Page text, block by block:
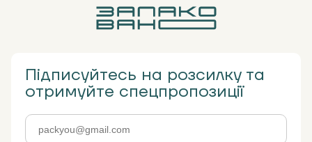
Підписуйтесь на розсилку та
отримуйте спецпропозиції